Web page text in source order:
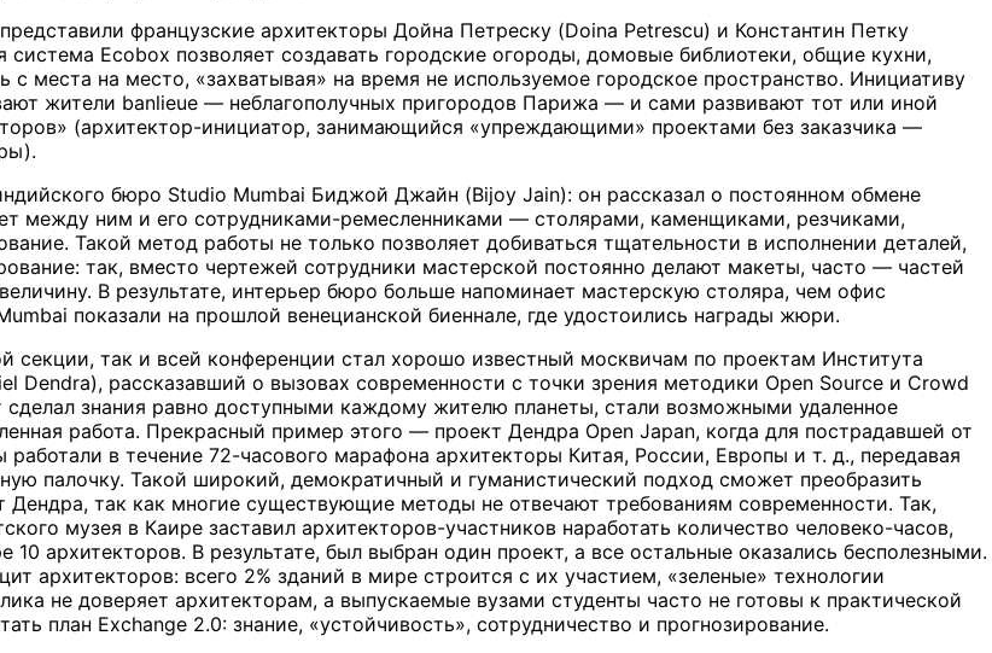
французские архитекторы Дойна Петреску (Doina Petrescu) и Константин Петку
система Ecobox позволяет создавать городские огороды, домовые библиотеки, общие кухни,
с места на место, «захватывая» на время не используемое городское пространство. Инициативу
жители banlieue — неблагополучных пригородов Парижа — и сами развивают тот или иной
(архитектор-инициатор, занимающийся «упреждающими» проектами без заказчика —
бюро Studio Mumbai Биджой Джайн (Bijoy Jain): он рассказал о постоянном обмене
между ним и его сотрудниками-ремесленниками — столярами, каменщиками, резчиками,
Такой метод работы не только позволяет добиваться тщательности в исполнении деталей,
так, вместо чертежей сотрудники мастерской постоянно делают макеты, часто — частей
В результате, интерьер бюро больше напоминает мастерскую столяра, чем офис
показали на прошлой венецианской биеннале, где удостоились награды жюри.
секции, так и всей конференции стал хорошо известный москвичам по проектам Института
Dendra), рассказавший о вызовах современности с точки зрения методики Open Source и Crowd
знания равно доступными каждому жителю планеты, стали возможными удаленное
работа. Прекрасный пример этого — проект Дендра Open Japan, когда для пострадавшей от
работали в течение 72-часового марафона архитекторы Китая, России, Европы и т. д., передавая
палочку. Такой широкий, демократичный и гуманистический подход сможет преобразить
Дендра, так как многие существующие методы не отвечают требованиям современности. Так,
музея в Каире заставил архитекторов-участников наработать количество человеко-часов,
10 архитекторов. В результате, был выбран один проект, а все остальные оказались бесполезными.
архитекторов: всего 2% зданий в мире строится с их участием, «зеленые» технологии
не доверяет архитекторам, а выпускаемые вузами студенты часто не готовы к практической
план Exchange 2.0: знание, «устойчивость», сотрудничество и прогнозирование.